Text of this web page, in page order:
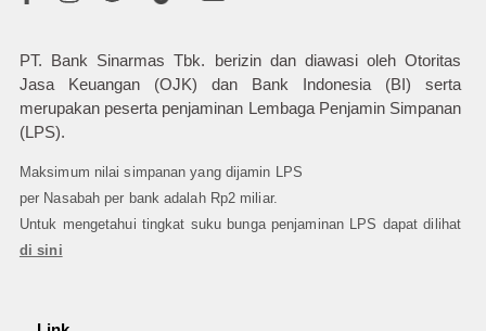
PT. Bank Sinarmas Tbk. berizin dan diawasi oleh Otoritas
Jasa Keuangan (OJK) dan Bank Indonesia (BI) serta
merupakan peserta penjaminan Lembaga Penjamin Simpanan
(LPS).
Maksimum nilai simpanan yang dijamin LPS
per Nasabah per bank adalah Rp2 miliar.
Untuk mengetahui tingkat suku bunga penjaminan LPS dapat dilihat
di sini